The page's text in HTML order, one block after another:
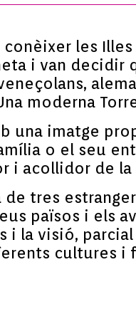
les
i van decidir
moderna
una imatge
o el seu
i acollidor de la
tres
països i els
i la visió,
cultures